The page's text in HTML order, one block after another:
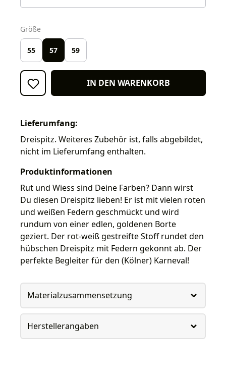
Größe
55 57 59
IN DEN WARENKORB
Lieferumfang:
Dreispitz. Weiteres Zubehör ist, falls abgebildet,
nicht im Lieferumfang enthalten.
Produktinformationen
Rut und Wiess sind Deine Farben? Dann wirst
Du diesen Dreispitz lieben! Er ist mit vielen roten
und weißen Federn geschmückt und wird
rundum von einer edlen, goldenen Borte
geziert. Der rot-weiß gestreifte Stoff rundet den
hübschen Dreispitz mit Federn gekonnt ab. Der
perfekte Begleiter für den (Kölner) Karneval!
Materialzusammensetzung
Herstellerangaben